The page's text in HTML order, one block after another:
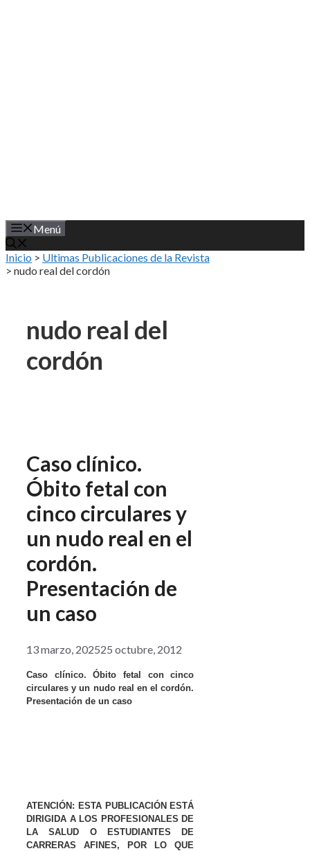
Menú
Inicio > Ultimas Publicaciones de la Revista
> nudo real del cordón
nudo real del
cordón
Caso clínico.
Óbito fetal con
cinco circulares y
un nudo real en el
cordón.
Presentación de
un caso
13 marzo, 202525 octubre, 2012
Caso clínico. Óbito fetal con cinco
circulares y un nudo real en el cordón.
Presentación de un caso
ATENCIÓN: ESTA PUBLICACIÓN ESTÁ
DIRIGIDA A LOS PROFESIONALES DE
LA SALUD O ESTUDIANTES DE
CARRERAS AFINES, POR LO QUE